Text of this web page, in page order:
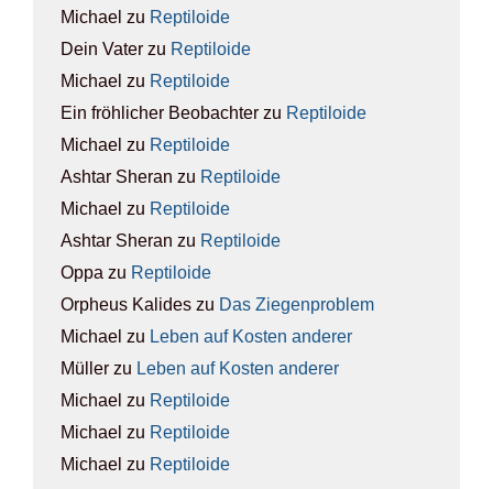
Michael zu Rep­ti­lo­ide
Dein Vater zu Rep­ti­lo­ide
Michael zu Rep­ti­lo­ide
Ein fröhlicher Beobachter zu Rep­ti­lo­ide
Michael zu Rep­ti­lo­ide
Ashtar Sheran zu Rep­ti­lo­ide
Michael zu Rep­ti­lo­ide
Ashtar Sheran zu Rep­ti­lo­ide
Oppa zu Rep­ti­lo­ide
Orpheus Kalides zu Das Zie­gen­pro­blem
Michael zu Leben auf Kos­ten ande­rer
Müller zu Leben auf Kos­ten ande­rer
Michael zu Rep­ti­lo­ide
Michael zu Rep­ti­lo­ide
Michael zu Rep­ti­lo­ide